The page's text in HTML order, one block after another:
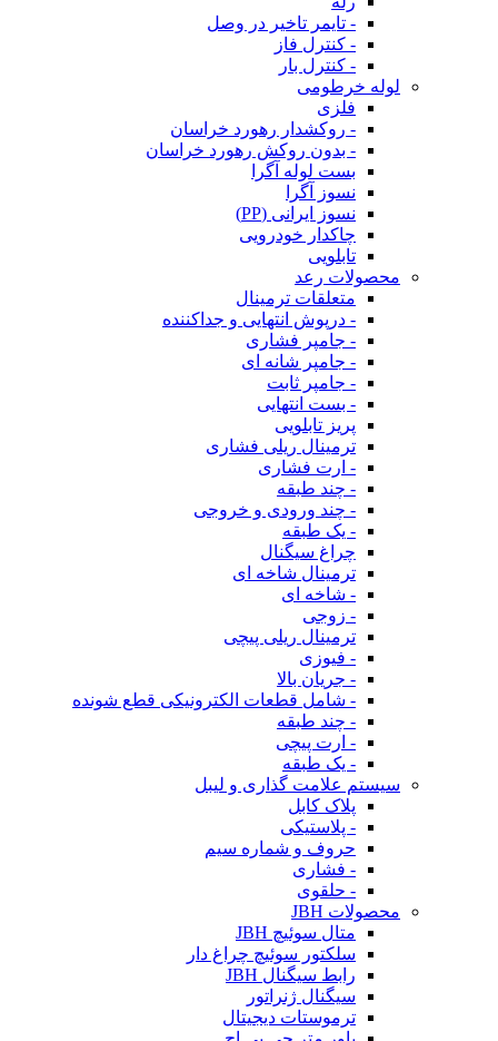
- تایمر تاخیر در وصل
- کنترل فاز
- کنترل بار
لوله خرطومی
فلزی
- روکشدار رهورد خراسان
- بدون روکش رهورد خراسان
بست لوله آگرا
نسوز آگرا
نسوز ایرانی (PP)
چاکدار خودرویی
تابلویی
محصولات رعد
متعلقات ترمینال
- درپوش انتهایی و جداکننده
- جامپر فشاری
- جامپر شانه ای
- جامپر ثابت
- بست انتهایی
پریز تابلویی
ترمینال ریلی فشاری
- ارت فشاری
- چند طبقه
- چند ورودی و خروجی
- یک طبقه
چراغ سیگنال
ترمینال شاخه ای
- شاخه ای
- زوجی
ترمینال ریلی پیچی
- فیوزی
- جریان بالا
- شامل قطعات الکترونیکی قطع شونده
- چند طبقه
- ارت پیچی
- یک طبقه
سیستم علامت گذاری و لیبل
پلاک کابل
- پلاستیکی
حروف و شماره سیم
- فشاری
- حلقوی
محصولات JBH
متال سوئیچ JBH
سلکتور سوئیچ چراغ دار
رابط سیگنال JBH
سیگنال ژنراتور
ترموستات دیجیتال